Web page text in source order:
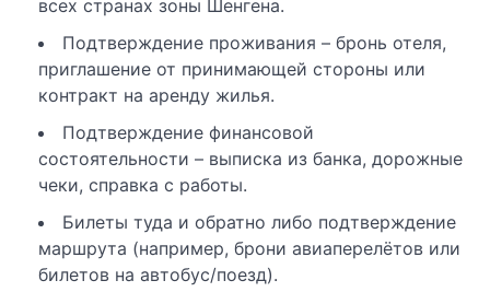
всех странах зоны Шенгена.
Подтверждение проживания – бронь отеля,
приглашение от принимающей стороны или
контракт на аренду жилья.
Подтверждение финансовой
состоятельности – выписка из банка, дорожные
чеки, справка с работы.
Билеты туда и обратно либо подтверждение
маршрута (например, брони авиаперелётов или
билетов на автобус/поезд).